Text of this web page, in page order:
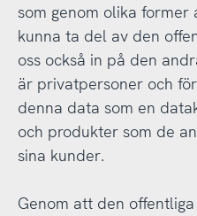
som genom olika
kunna ta del av den
oss också in på den
är privatpersoner och
denna data som en
och produkter som de
sina kunder.
Genom att den